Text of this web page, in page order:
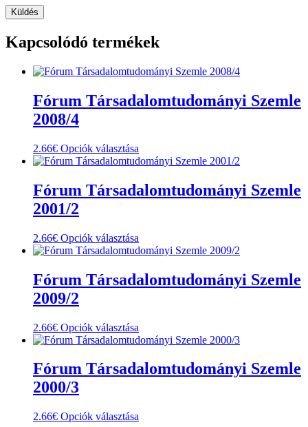
Kapcsolódó termékek
Fórum Társadalomtudományi Szemle
2008/4
2.66€ Opciók választása
a
több
variációja
a
termékoldalon
választhatók
ki
Fórum Társadalomtudományi Szemle
2001/2
2.66€ Opciók választása
a
több
variációja
a
termékoldalon
választhatók
ki
Fórum Társadalomtudományi Szemle
2009/2
2.66€ Opciók választása
a
több
variációja
Fórum Társadalomtudományi Szemle
2000/3
2.66€ Opciók választása